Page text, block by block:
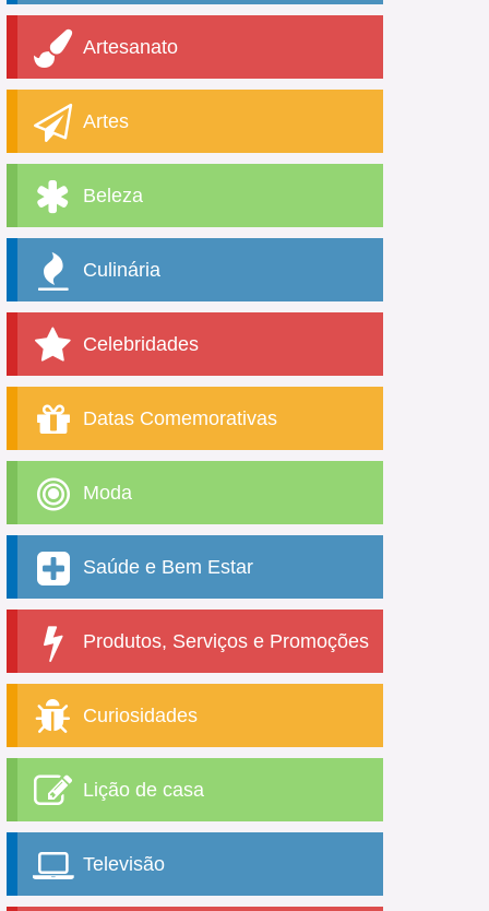
Artesanato
Artes
Beleza
Culinária
Celebridades
Datas Comemorativas
Moda
Saúde e Bem Estar
Produtos, Serviços e Promoções
Curiosidades
Lição de casa
Televisão